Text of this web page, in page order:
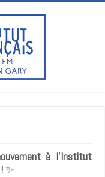
à l’Institut
✨